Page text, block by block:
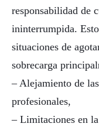
responsabilidad de
ininterrumpida.
situaciones de
sobrecarga
– Alejamiento de
profesionales,
– Limitaciones en